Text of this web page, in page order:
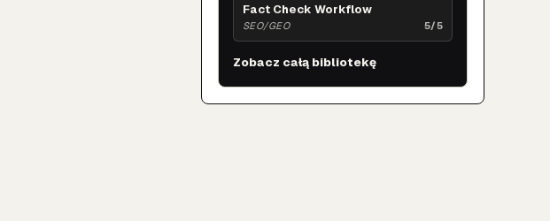
Fact Check Workflow
SEO/GEO 5/5
Zobacz całą bibliotekę